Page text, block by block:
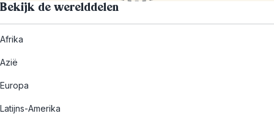
Bekijk de werelddelen
Afrika
Azië
Europa
Latijns-Amerika